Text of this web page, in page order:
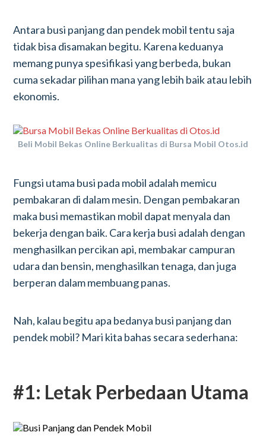
Antara busi panjang dan pendek mobil tentu saja
tidak bisa disamakan begitu. Karena keduanya
memang punya spesifikasi yang berbeda, bukan
cuma sekadar pilihan mana yang lebih baik atau lebih
ekonomis.
Beli Mobil Bekas Online Berkualitas di Bursa Mobil Otos.id
Fungsi utama busi pada mobil adalah memicu
pembakaran di dalam mesin. Dengan pembakaran
maka busi memastikan mobil dapat menyala dan
bekerja dengan baik. Cara kerja busi adalah dengan
menghasilkan percikan api, membakar campuran
udara dan bensin, menghasilkan tenaga, dan juga
berperan dalam membuang panas.
Nah, kalau begitu apa bedanya busi panjang dan
pendek mobil? Mari kita bahas secara sederhana:
#1: Letak Perbedaan Utama